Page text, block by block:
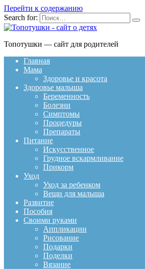
Перейти к содержанию
Search for:
Топотушки — сайт для родителей
Главная
Мама
Здоровье и красота
Здоровье малыша
Беременность
Болезни
Симптомы
Процедуры
Препараты
Питание
Искусственное
Грудное вскармливание
Прикорм
Уход
Уход за ребенком
Вещи для малыша
Развитие
Пособия
Своими руками
Аппликации
Рисование
Подарки
Поделки
Вязание